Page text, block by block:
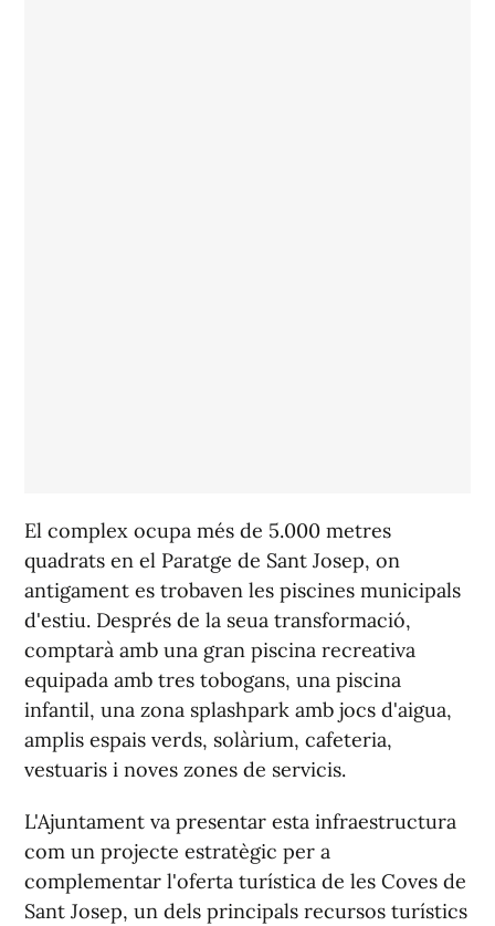
El complex ocupa més de 5.000 metres
quadrats en el Paratge de Sant Josep, on
antigament es trobaven les piscines municipals
d'estiu. Després de la seua transformació,
comptarà amb una gran piscina recreativa
equipada amb tres tobogans, una piscina
infantil, una zona splashpark amb jocs d'aigua,
amplis espais verds, solàrium, cafeteria,
vestuaris i noves zones de servicis.
L'Ajuntament va presentar esta infraestructura
com un projecte estratègic per a
complementar l'oferta turística de les Coves de
Sant Josep, un dels principals recursos turístics